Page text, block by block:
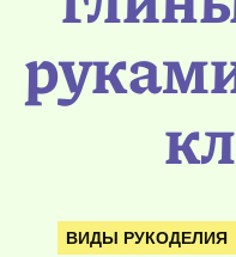
ВИДЫ РУКОДЕЛИЯ